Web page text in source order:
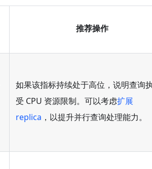
推荐操作
如果该指标持续处于高位，说明查询
受 CPU 资源限制。可以考虑扩展
replica ，以提升并行查询处理能力。